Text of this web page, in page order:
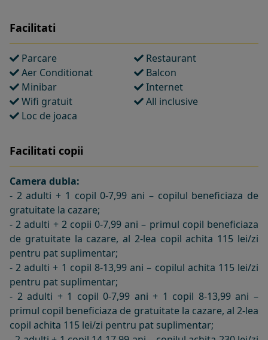
Facilitati
Parcare
Restaurant
Aer Conditionat
Balcon
Minibar
Internet
Wifi gratuit
All inclusive
Loc de joaca
Facilitati copii
Camera dubla:
- 2 adulti + 1 copil 0-7,99 ani – copilul beneficiaza de
gratuitate la cazare;
- 2 adulti + 2 copii 0-7,99 ani – primul copil beneficiaza
de gratuitate la cazare, al 2-lea copil achita 115 lei/zi
pentru pat suplimentar;
- 2 adulti + 1 copil 8-13,99 ani – copilul achita 115 lei/zi
pentru pat suplimentar;
- 2 adulti + 1 copil 0-7,99 ani + 1 copil 8-13,99 ani –
primul copil beneficiaza de gratuitate la cazare, al 2-lea
copil achita 115 lei/zi pentru pat suplimentar;